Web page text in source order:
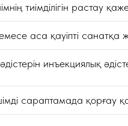
тиімділігін растау
аса қауіпті санатқа
инъекциялық
сараптамада қорғау